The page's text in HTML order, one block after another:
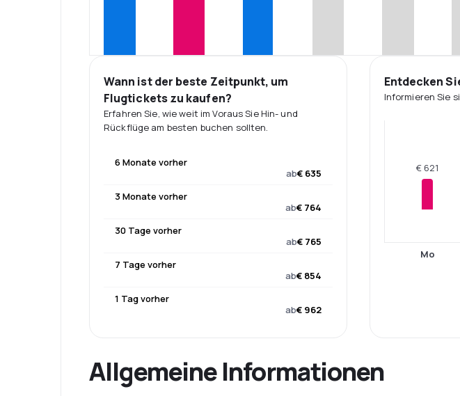
Wann ist der beste Zeitpunkt, um
Flugtickets zu kaufen?
Erfahren Sie, wie weit im Voraus Sie Hin- und
Rückflüge am besten buchen sollten.
6 Monate vorher
ab€ 635
3 Monate vorher
ab€ 764
30 Tage vorher
ab€ 765
7 Tage vorher
ab€ 854
1 Tag vorher
ab€ 962
Entdecken
Informieren Sie
€ 621
Mo
Allgemeine Informationen